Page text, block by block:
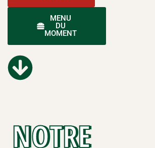
MENU
DU
MOMENT
NOTRE